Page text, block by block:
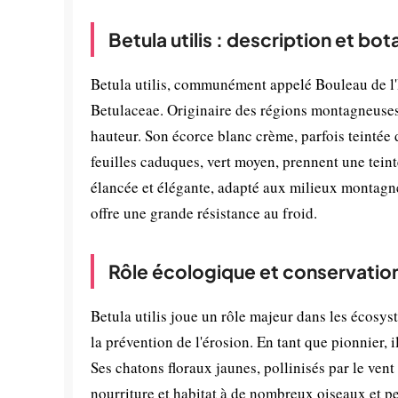
Betula utilis : description et
Betula utilis, communément appelé Bouleau de
Betulaceae. Originaire des régions
hauteur. Son écorce blanc crème, parfois
feuilles caduques, vert moyen, prennent une
élancée et élégante, adapté aux milieux
offre une grande résistance au froid.
Rôle écologique et
Betula utilis joue un rôle majeur dans les
la prévention de l'érosion. En tant que pionnier,
Ses chatons floraux jaunes, pollinisés par le
nourriture et habitat à de nombreux oiseaux et